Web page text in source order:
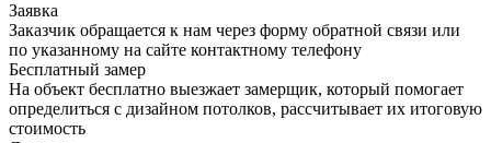
Заявка
Заказчик обращается к нам через форму обратной связи или
по указанному на сайте контактному телефону
Бесплатный замер
На объект бесплатно выезжает замерщик, который помогает
определиться с дизайном потолков, рассчитывает их итоговую
стоимость